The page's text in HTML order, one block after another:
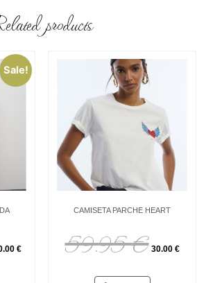
products
Sale!
€
CAMISETA PARCHE HEART
59.95€ 30.00 €